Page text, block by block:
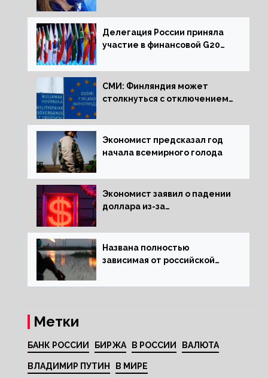
активов
Делегация России приняла
участие в финансовой G20
СМИ: Финляндия может
столкнуться с отключением
Экономист предсказал год
начала всемирного голода
Экономист заявил о падении
доллара из-за
Названа полностью
зависимая от российской
Метки
БАНК РОССИИ БИРЖА В РОССИИ ВАЛЮТА
ВЛАДИМИР ПУТИН В МИРЕ